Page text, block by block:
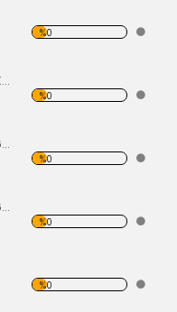
%0
Krom Motor Giydirme Kapağı
%0
Kapı Çerçeve Nikelajı 65 Sol Ön
%0
Kapı Çerçeve Nikelajı 65 Sağ Ön
%0
%0